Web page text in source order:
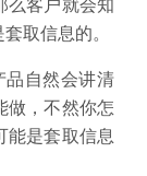
么客户就会知
取信息的。
品自然会讲清
做，不然你怎
能是套取信息